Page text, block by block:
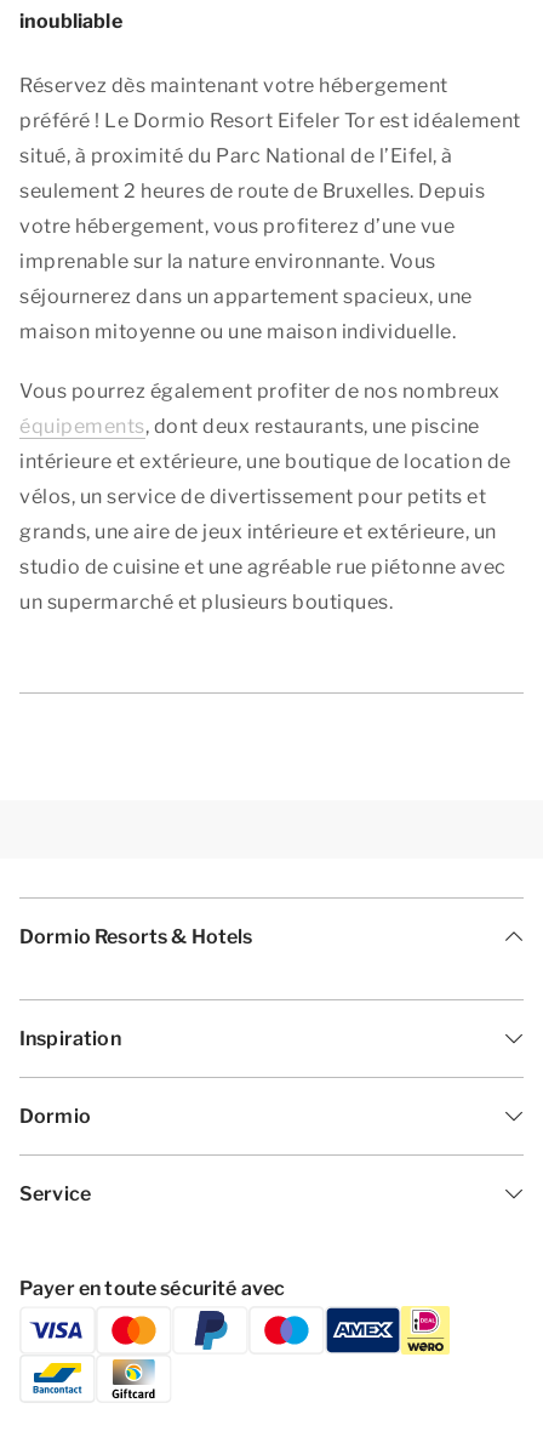
inoubliable
Réservez dès maintenant votre hébergement
préféré ! Le Dormio Resort Eifeler Tor est idéalement
situé, à proximité du Parc National de l’Eifel, à
seulement 2 heures de route de Bruxelles. Depuis
votre hébergement, vous profiterez d’une vue
imprenable sur la nature environnante. Vous
séjournerez dans un appartement spacieux, une
maison mitoyenne ou une maison individuelle.
Vous pourrez également profiter de nos nombreux
équipements, dont deux restaurants, une piscine
intérieure et extérieure, une boutique de location de
vélos, un service de divertissement pour petits et
grands, une aire de jeux intérieure et extérieure, un
studio de cuisine et une agréable rue piétonne avec
un supermarché et plusieurs boutiques.
Dormio Resorts & Hotels
Inspiration
Dormio
Service
Payer en toute sécurité avec